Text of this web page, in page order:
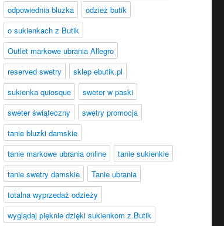
odpowiednia bluzka
odzież butik
o sukienkach z Butik
Outlet markowe ubrania Allegro
reserved swetry
sklep ebutik.pl
sukienka quiosque
sweter w paski
sweter świąteczny
swetry promocja
tanie bluzki damskie
tanie markowe ubrania online
tanie sukienkie
tanie swetry damskie
Tanie ubrania
totalna wyprzedaż odzieży
wyglądaj pięknie dzięki sukienkom z Butik